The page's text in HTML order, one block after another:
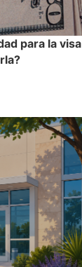
para la visa